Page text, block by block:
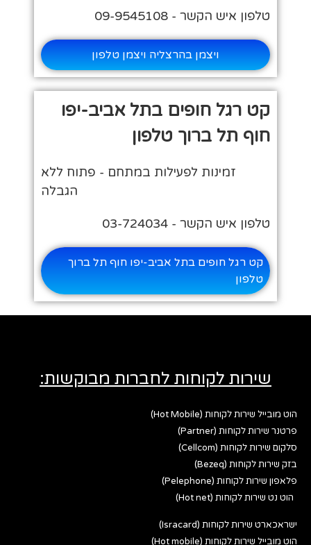
טלפון איש הקשר - 09-9545108
ויצמן בהרצליה ויצמן טלפון
קט רגל חופים בתל אביב-יפו
חוף תל ברוך טלפון
זמינות לפעילות במתחם - פתוח ללא
הגבלה
טלפון איש הקשר - 03-724034
קט רגל חופים בתל אביב-יפו חוף תל ברוך
טלפון
שירות לקוחות לחברות מבוקשות:
הוט מובייל שירות לקוחות (Hot Mobile)
פרטנר שירות לקוחות (Partner)
סלקום שירות לקוחות (Cellcom)
בזק שירות לקוחות (Bezeq)
פלאפון שירות לקוחות (Pelephone)
הוט נט שירות לקוחות (Hot net)
ישראכארט שירות לקוחות (Isracard)
הוט מובייל שירות לקוחות (Hot mobile)